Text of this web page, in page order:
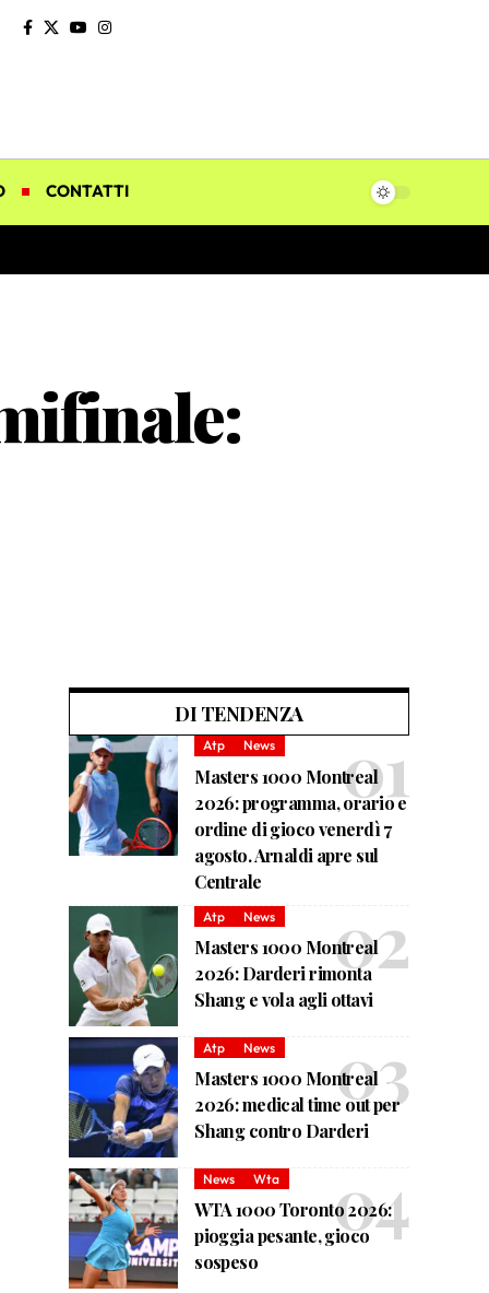
CONTATTI
DI TENDENZA
Atp News
Masters 1000 Montreal
2026: programma, orario e
ordine di gioco venerdì 7
agosto. Arnaldi apre sul
Centrale
Atp News
Masters 1000 Montreal
2026: Darderi rimonta
Shang e vola agli ottavi
Atp News
Masters 1000 Montreal
2026: medical time out per
Shang contro Darderi
News Wta
WTA 1000 Toronto 2026:
pioggia pesante, gioco
sospeso